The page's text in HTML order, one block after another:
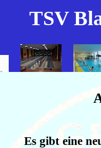
TSV
Es gibt eine